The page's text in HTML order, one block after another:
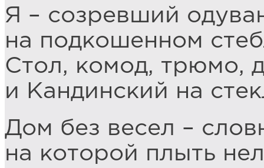
Я – созревший
на подкошенном
Стол, комод, трюмо,
и Кандинский на
Дом без весел –
на которой плыть